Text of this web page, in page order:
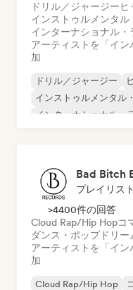
ドリル／ジャージーヒ
インストゥルメンタ
インターナショナル・
アーティストを「イ
加
ドリル／ジャージー
インストゥルメンタル
インターナショナル・
Bad Bitch
プレイリス
>4400件の回答
Cloud Rap/Hip Hopコ
ダンス・ポップドリー
アーティストを「イ
加
Cloud Rap/Hip Hop